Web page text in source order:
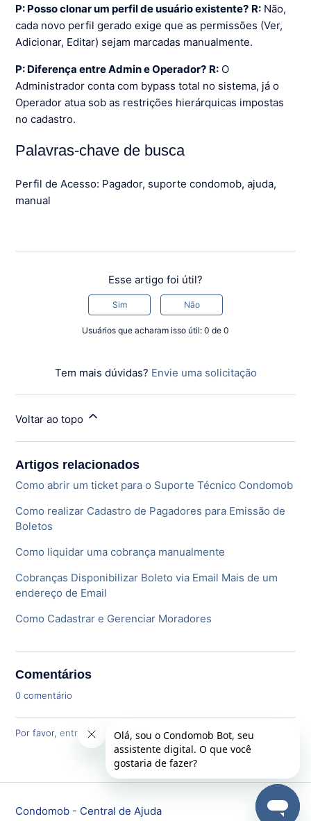
P: Posso clonar um perfil de usuário existente? R: Não,
cada novo perfil gerado exige que as permissões (Ver,
Adicionar, Editar) sejam marcadas manualmente.
P: Diferença entre Admin e Operador? R: O
Administrador conta com bypass total no sistema, já o
Operador atua sob as restrições hierárquicas impostas
no cadastro.
Palavras-chave de busca
Perfil de Acesso: Pagador, suporte condomob, ajuda,
manual
Esse artigo foi útil?
Sim Não
Usuários que acharam isso útil: 0 de 0
Tem mais dúvidas? Envie uma solicitação
Voltar ao topo
Artigos relacionados
Como abrir um ticket para o Suporte Técnico Condomob
Como realizar Cadastro de Pagadores para Emissão de
Boletos
Como liquidar uma cobrança manualmente
Cobranças Disponibilizar Boleto via Email Mais de um
endereço de Email
Como Cadastrar e Gerenciar Moradores
Comentários
0 comentário
Por favor,entre para comentar.
Condomob - Central de Ajuda